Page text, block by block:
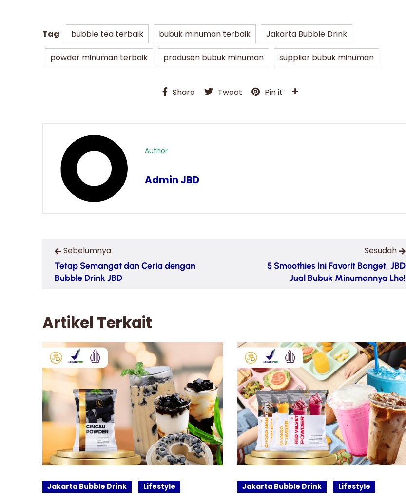
Tag bubble tea terbaik bubuk minuman terbaik Jakarta Bubble Drink
powder minuman terbaik produsen bubuk minuman supplier bubuk minuman
Share Tweet Pin it
Author
Admin JBD
Sebelumnya
Tetap Semangat dan Ceria dengan
Bubble Drink JBD
Sesudah
5 Smoothies Ini Favorit Banget, JBD
Jual Bubuk Minumannya Lho!
Artikel Terkait
Jakarta Bubble Drink Lifestyle Jakarta Bubble Drink Lifestyle